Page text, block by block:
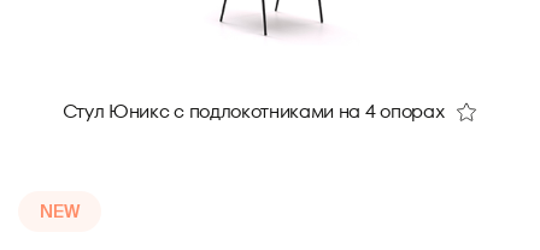
Стул Юникс с подлокотниками на 4 опорах
NEW